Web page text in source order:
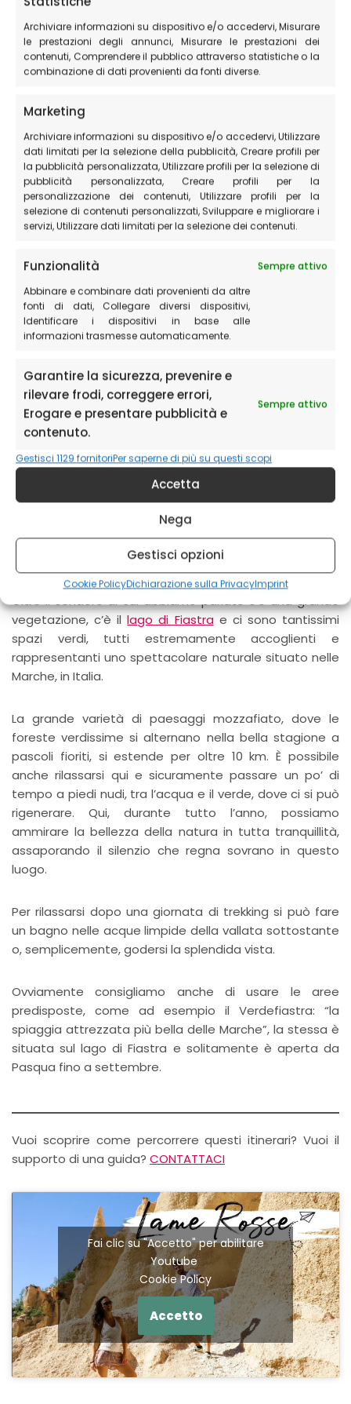
Archiviare informazioni su dispositivo e/o accedervi, Misurare
le prestazioni degli annunci, Misurare le prestazioni dei
contenuti, Comprendere il pubblico attraverso statistiche o la
combinazione di dati provenienti da fonti diverse.
Marketing
Archiviare informazioni su dispositivo e/o accedervi, Utilizzare
dati limitati per la selezione della pubblicità, Creare profili per
la pubblicità personalizzata, Utilizzare profili per la selezione di
pubblicità personalizzata, Creare profili per la
personalizzazione dei contenuti, Utilizzare profili per la
selezione di contenuti personalizzati, Sviluppare e migliorare i
servizi, Utilizzare dati limitati per la selezione dei contenuti.
Funzionalità
Sempre attivo
Abbinare e combinare dati provenienti da altre
fonti di dati, Collegare diversi dispositivi,
Identificare i dispositivi in base alle
informazioni trasmesse automaticamente.
Garantire la sicurezza, prevenire e
rilevare frodi, correggere errori,
Erogare e presentare pubblicità e
contenuto.
Sempre attivo
Gestisci 1129 fornitoriPer saperne di più su questi scopi
Accetta
Nega
Gestisci opzioni
Cookie PolicyDichiarazione sulla PrivacyImprint
Marcosibillini97, CC BY-SA 3.0
https://creativecommons.org/licenses/by-sa/3.0, via
Wikimedia Commons
L’itinerario è ottimo anche per portarci dei bambini, ma
bastoncini e c’è l’assoluto divieto di toccare
(sgretolare, danneggiare, modificare) le formazioni
calanchive che sono state generate nei millenni
passati.
Cosa sono le “Lame Rosse” nel
Parco Nazionale dei Monti
Sibillini?
Le Lame Rosse sono una delle conformazioni di terreno
più particolari e conosciute nei Sibillini. Si trovano a circa
3 km dal Lago di Fiastra e si tratta di formazioni di
seguito alla continua erosione del terreno.
Gli agenti atmosferici hanno dato la forma di pinnacoli
e torri al terreno che, con la sua inerzia, ha resistito alle
piogge e ai venti, dando luogo ad un “piccolo canyon”
costituite da ghiaia tenuta insieme da argilla e limi,
formatesi grazie all’erosione di agenti atmosferici.
A piedi nudi nel nell’area del lago di
Oltre il sentiero di cui abbiamo parlato c’è una grande
vegetazione, c’è illago di Fiastrae ci sono tantissimi
spazi verdi, tutti estremamente accoglienti e
rappresentanti uno spettacolare naturale situato nelle
Marche, in Italia.
La grande varietà di paesaggi mozzafiato, dove le
foreste verdissime si alternano nella bella stagione a
pascoli fioriti, si estende per oltre 10 km. È possibile
anche rilassarsi qui e sicuramente passare un po’ di
tempo a piedi nudi, tra l’acqua e il verde, dove ci si può
rigenerare. Qui, durante tutto l’anno, possiamo
ammirare la bellezza della natura in tutta tranquillità,
assaporando il silenzio che regna sovrano in questo
luogo.
Per rilassarsi dopo una giornata di trekking si può fare
un bagno nelle acque limpide della vallata sottostante
o, semplicemente, godersi la splendida vista.
Ovviamente consigliamo anche di usare le aree
predisposte, come ad esempio il Verdefiastra: “la
spiaggia attrezzata più bella delle Marche”, la stessa è
situata sul lago di Fiastra e solitamente è aperta da
Pasqua fino a settembre.
Vuoi scoprire come percorrere questi itinerari? Vuoi il
supporto di una guida? CONTATTACI
Fai clic su "Accetto" per abilitare
Youtube
Cookie Policy
Accetto